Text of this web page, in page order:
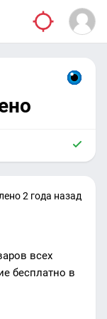
2 года назад
всех
бесплатно в